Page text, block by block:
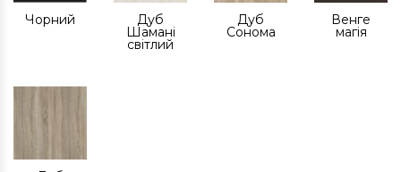
Чорний Дуб
Шамані
світлий
Дуб
Сонома
Венге
магія